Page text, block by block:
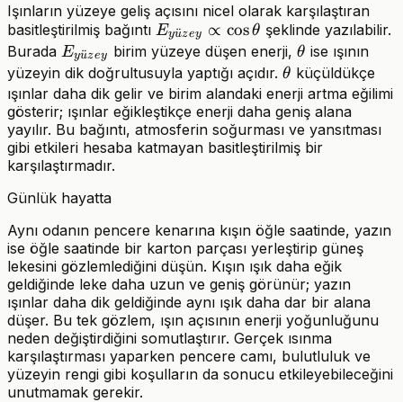
Işınların yüzeye geliş açısını nicel olarak karşılaştıran
basitleştirilmiş bağıntı E_{yüzey}
\propto
\cos\theta
Eyu
¨zey ∝ cosθ şeklinde yazılabilir.
Burada E_{yüzey}
Eyu
¨zey birim yüzeye düşen enerji,\theta
θ ise ışının
yüzeyin dik doğrultusuyla yaptığı açıdır. \theta
θ küçüldükçe
ışınlar daha dik gelir ve birim alandaki enerji artma eğilimi
gösterir; ışınlar eğikleştikçe enerji daha geniş alana
yayılır. Bu bağıntı, atmosferin soğurması ve yansıtması
gibi etkileri hesaba katmayan basitleştirilmiş bir
karşılaştırmadır.
Günlük hayatta
Aynı odanın pencere kenarına kışın öğle saatinde, yazın
ise öğle saatinde bir karton parçası yerleştirip güneş
lekesini gözlemlediğini düşün. Kışın ışık daha eğik
geldiğinde leke daha uzun ve geniş görünür; yazın
ışınlar daha dik geldiğinde aynı ışık daha dar bir alana
düşer. Bu tek gözlem, ışın açısının enerji yoğunluğunu
neden değiştirdiğini somutlaştırır. Gerçek ısınma
karşılaştırması yaparken pencere camı, bulutluluk ve
yüzeyin rengi gibi koşulların da sonucu etkileyebileceğini
unutmamak gerekir.